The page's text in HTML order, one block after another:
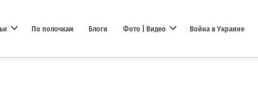
По полочкам Блоги Фото | Видео Война в Украине